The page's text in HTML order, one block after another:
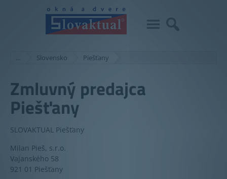
… Slovensko Piešťany
Zmluvný predajca
Piešťany
SLOVAKTUAL Piešťany
Milan Pieš, s.r.o.
Vajanského 58
921 01 Piešťany